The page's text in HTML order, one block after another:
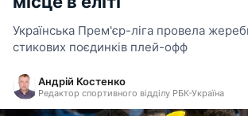
Українська Прем'єр-ліга провела
стикових поєдинків плей-офф
Андрій Костенко
Редактор спортивного відділу РБК-Україна